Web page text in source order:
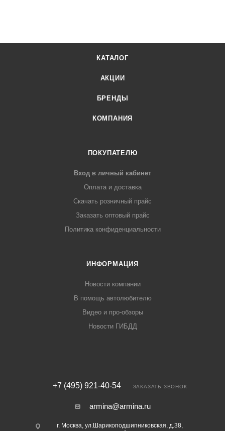
КАТАЛОГ
АКЦИИ
БРЕНДЫ
КОМПАНИЯ
ПОКУПАТЕЛЮ
Вход в личный кабинет
Оплата и доставка
Скачать розничный прайс
Заказать оптовый прайс
Политика конфиденциальности
ИНФОРМАЦИЯ
Новости компании
В помощь автолюбителю
Видео и про-обзоры
Новости ГИБДД
+7 (495) 921-40-54 ЗАКАЗАТЬ ЗВОНОК
armina@armina.ru
г. Москва, ул.Шарикоподшипниковская, д.38,